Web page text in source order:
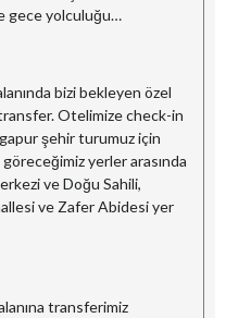
gece yolculuğu…
bizi bekleyen özel
transfer. Otelimize check-in
şehir turumuz için
yerler arasında
ve Doğu Sahili,
ve Zafer Abidesi yer
transferimiz